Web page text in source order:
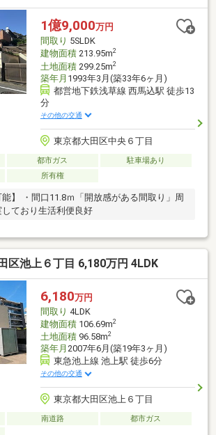
1億9,000万円
間取り 5SLDK
建物面積213.95m2
土地面積299.25m2
築年月 1993年3月(築33年6ヶ月)
都営地下鉄浅草線 西馬込駅 徒歩13
分
その他の交通
東京都大田区中央６丁目
都市ガス
駐車場あり
所有権
能】 ・間口11.8ｍ「開放感がある間取り」周
ており生活利便良好
区池上６丁目 6,180万円 4LDK
6,180万円
間取り 4LDK
建物面積106.69m2
土地面積96.58m2
築年月 2007年6月(築19年3ヶ月)
東急池上線 池上駅 徒歩6分
その他の交通
東京都大田区池上６丁目
南道路
都市ガス